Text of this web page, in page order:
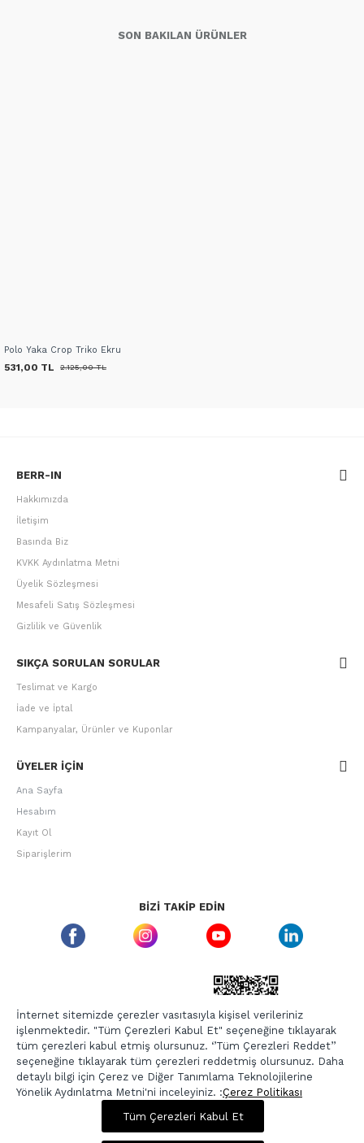
531,00 TL 2.125,00 TL
SON BAKILAN ÜRÜNLER
Polo Yaka Crop Triko Ekru
531,00 TL 2.125,00 TL
BERR-IN
Hakkımızda
İletişim
Basında Biz
KVKK Aydınlatma Metni
Üyelik Sözleşmesi
Mesafeli Satış Sözleşmesi
Gizlilik ve Güvenlik
SIKÇA SORULAN SORULAR
Teslimat ve Kargo
İade ve İptal
Kampanyalar, Ürünler ve Kuponlar
ÜYELER IÇIN
Ana Sayfa
Hesabım
Kayıt Ol
Siparişlerim
BIZI TAKIP EDIN
ETBIS GÜVEN DAMGASI
Tüm Çerezleri Kabul Et
İnternet sitemizde çerezler vasıtasıyla kişisel verileriniz
işlenmektedir. "Tüm Çerezleri Kabul Et" seçeneğine tıklayarak
tüm çerezleri kabul etmiş olursunuz. ‘’Tüm Çerezleri Reddet’’
seçeneğine tıklayarak tüm çerezleri reddetmiş olursunuz. Daha
detaylı bilgi için Çerez ve Diğer Tanımlama Teknolojilerine
Yönelik Aydınlatma Metni'ni inceleyiniz. :Çerez Politikası